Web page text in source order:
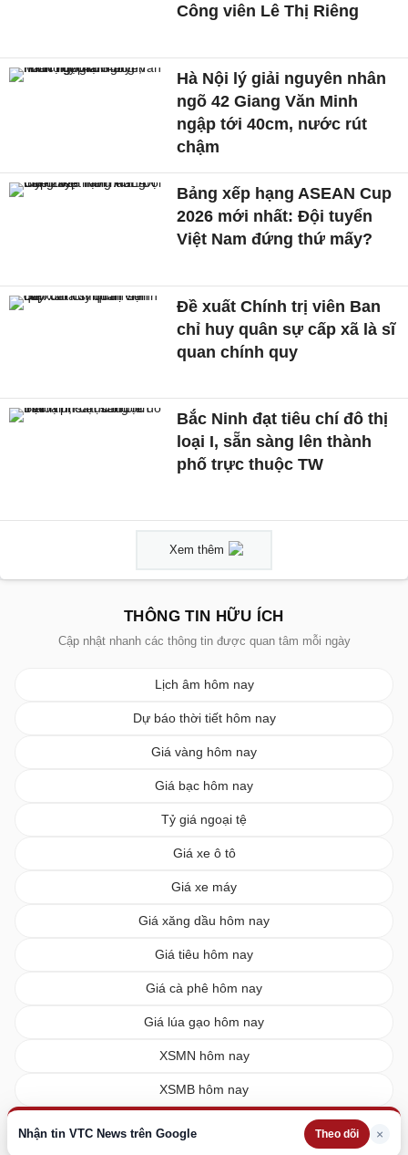
Nhận tin VTC News trên Google Theo dõi ×
Công viên Lê Thị Riêng
Hà Nội lý giải nguyên nhân
ngõ 42 Giang Văn Minh
ngập tới 40cm, nước rút
chậm
Bảng xếp hạng ASEAN Cup
2026 mới nhất: Đội tuyển
Việt Nam đứng thứ mấy?
Đề xuất Chính trị viên Ban
chỉ huy quân sự cấp xã là sĩ
quan chính quy
Bắc Ninh đạt tiêu chí đô thị
loại I, sẵn sàng lên thành
phố trực thuộc TW
Xem thêm
THÔNG TIN HỮU ÍCH
Cập nhật nhanh các thông tin được quan tâm mỗi ngày
Lịch âm hôm nay
Dự báo thời tiết hôm nay
Giá vàng hôm nay
Giá bạc hôm nay
Tỷ giá ngoại tệ
Giá xe ô tô
Giá xe máy
Giá xăng dầu hôm nay
Giá tiêu hôm nay
Giá cà phê hôm nay
Giá lúa gạo hôm nay
XSMN hôm nay
XSMB hôm nay